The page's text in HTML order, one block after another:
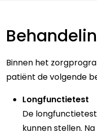
Binnen het
patiënt de volgende
Longfunctietest
De
kunnen stellen.